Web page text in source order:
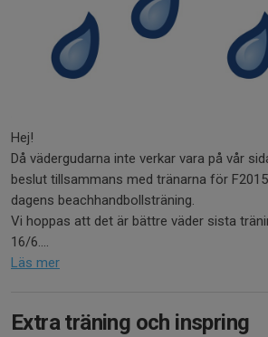
Hej!
Då vädergudarna inte verkar vara på vår
beslut tillsammans med tränarna för
dagens beachhandbollsträning.
Vi hoppas att det är bättre väder sista
16/6....
Läs mer
Extra träning och inspring